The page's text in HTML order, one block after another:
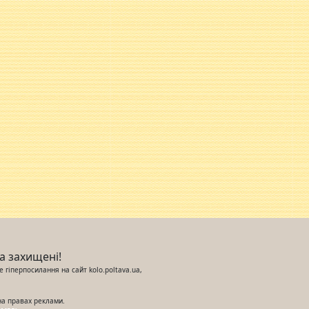
захищені!
гіперпосилання на сайт kolo.poltava.ua,
правах реклами.